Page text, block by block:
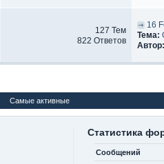
127 Тем
822 Ответов
16
Тема:
Автор:
Самые активные
Статистика
Сообщений